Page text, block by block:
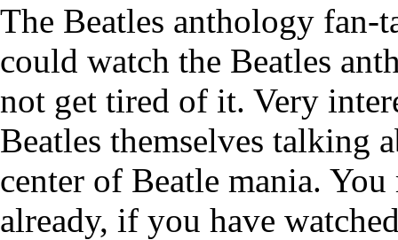
The Beatles anthology fan-
could watch the Beatles
not get tired of it. Very
Beatles themselves talking
center of Beatle mania.
already, if you have